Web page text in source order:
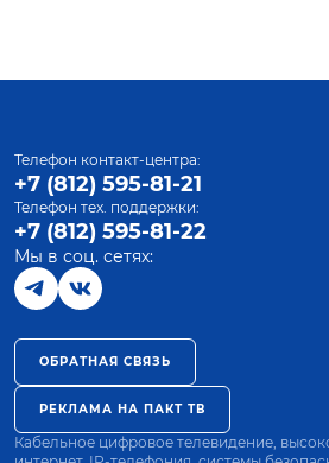
Телефон контакт-центра:
+7 (812) 595-81-21
Телефон тех. поддержки:
+7 (812) 595-81-22
Мы в соц. сетях:
ОБРАТНАЯ СВЯЗЬ
РЕКЛАМА НА ПАКТ ТВ
Кабельное цифровое телевидение,